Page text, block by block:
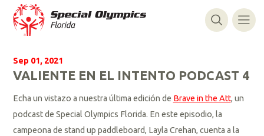
Sep 01, 2021
VALIENTE EN EL INTENTO PODCAST 4
Echa un vistazo a nuestra última edición de Brave in the Att, un
podcast de Special Olympics Florida. En este episodio, la
campeona de stand up paddleboard, Layla Crehan, cuenta a la